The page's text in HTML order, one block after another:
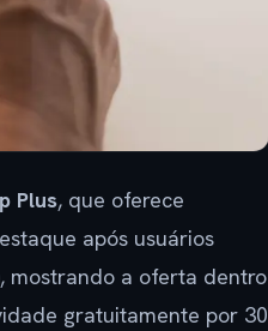
Plus, que oferece
após usuários
mostrando a oferta dentro
gratuitamente por 30